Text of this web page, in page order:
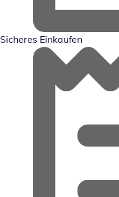
Sicheres Einkaufen